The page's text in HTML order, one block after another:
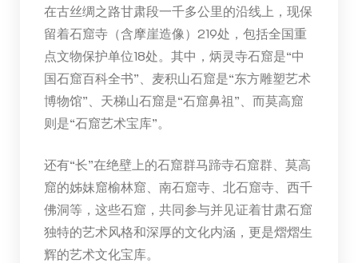
在古丝绸之路甘肃段一千多公里的沿线上，现保
留着石窟寺（含摩崖造像）219处，包括全国重
点文物保护单位18处。其中，炳灵寺石窟是“中
国石窟百科全书”、麦积山石窟是“东方雕塑艺术
博物馆”、天梯山石窟是“石窟鼻祖”、而莫高窟
则是“石窟艺术宝库”。
还有“长”在绝壁上的石窟群马蹄寺石窟群、莫高
窟的姊妹窟榆林窟、南石窟寺、北石窟寺、西千
佛洞等，这些石窟，共同参与并见证着甘肃石窟
独特的艺术风格和深厚的文化内涵，更是熠熠生
辉的艺术文化宝库。